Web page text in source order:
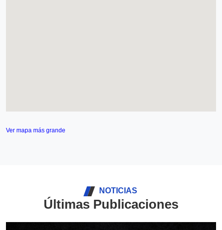
Ver mapa más grande
NOTICIAS
Últimas Publicaciones